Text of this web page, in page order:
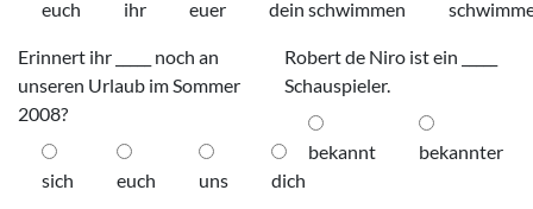
euch ihr euer dein schwimmen
Erinnert ihr _____ noch an
unseren Urlaub im Sommer
2008?
sich euch uns dich
Robert de Niro ist ein _____
Schauspieler.
bekannt bekannter